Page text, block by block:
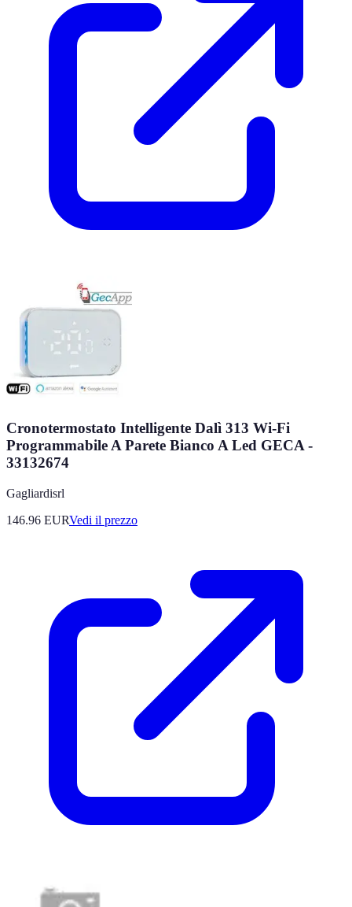
Cronotermostato Intelligente Dalì 313 Wi-Fi
Programmabile A Parete Bianco A Led GECA -
33132674
Gagliardisrl
146.96 EURVedi il prezzo